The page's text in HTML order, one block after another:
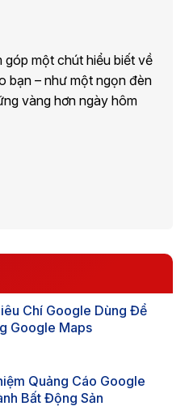
góp một chút hiểu biết về
bạn – như một ngọn đèn
vàng hơn ngày hôm
Chí Google Dùng Để
Google Maps
Quảng Cáo Google
Bất Động Sản